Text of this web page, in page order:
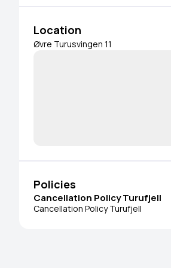
Location
Øvre Turusvingen 11
Policies
Cancellation Policy Turufjell
Cancellation Policy Turufjell